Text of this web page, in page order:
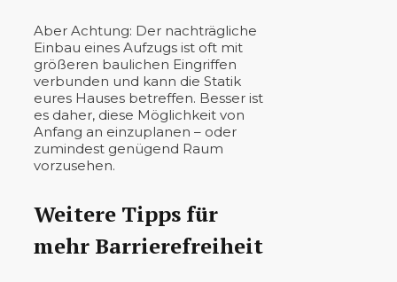
Aber Achtung: Der nachträgliche
Einbau eines Aufzugs ist oft mit
größeren baulichen Eingriffen
verbunden und kann die Statik
eures Hauses betreffen. Besser ist
es daher, diese Möglichkeit von
Anfang an einzuplanen – oder
zumindest genügend Raum
vorzusehen.
Weitere Tipps für
mehr Barrierefreiheit